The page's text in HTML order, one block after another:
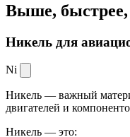
Выше, быстрее,
Никель для
Ni
Никель — важный
двигателей и
Никель — это: